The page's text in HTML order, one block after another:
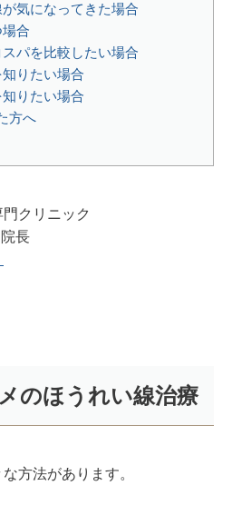
気になってきた場合
合
パを比較したい場合
りたい場合
りたい場合
方へ
クリニック
院長
のほうれい線治療
方法があります。